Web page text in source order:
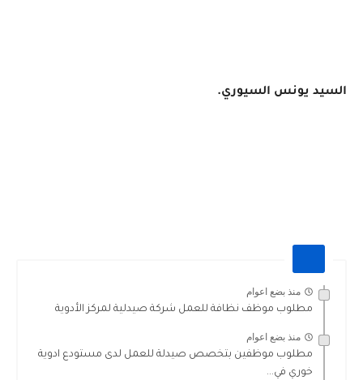
السيد يونس السيوري.
منذ بضع اعوام
مطلوب موظف نظافة للعمل شركة صيدلية لمركز الأدوية
منذ بضع اعوام
مطلوب موظفين بتخصص صيدلة للعمل لدى مستودع ادوية
خوري في...